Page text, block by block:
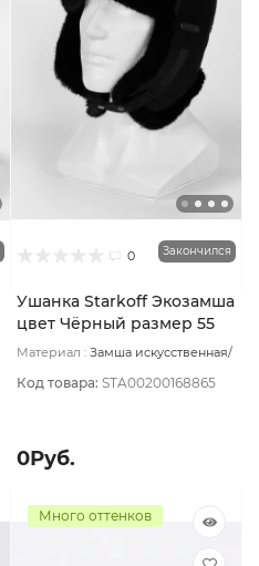
0 Закончился
Ушанка Starkoff Экозамша
цвет Чёрный размер 55
Материал : Замша искусственная/
Флис
Код товара: STA00200168865
0Руб.
Много оттенков